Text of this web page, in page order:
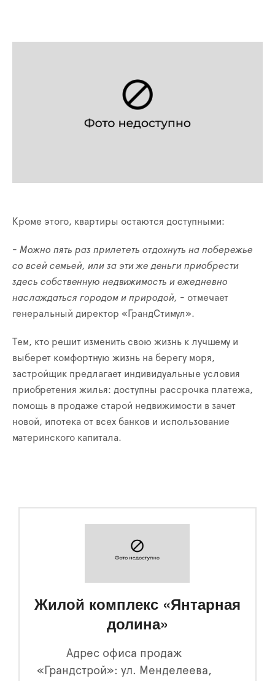
Кроме этого, квартиры остаются доступными:
- Можно пять раз прилететь отдохнуть на побережье
со всей семьей, или за эти же деньги приобрести
здесь собственную недвижимость и ежедневно
наслаждаться городом и природой, - отмечает
генеральный директор «ГрандСтимул».
Тем, кто решит изменить свою жизнь к лучшему и
выберет комфортную жизнь на берегу моря,
застройщик предлагает индивидуальные условия
приобретения жилья: доступны рассрочка платежа,
помощь в продаже старой недвижимости в зачет
новой, ипотека от всех банков и использование
материнского капитала.
Жилой комплекс «Янтарная
долина»
Адрес офиса продаж
«Грандстрой»: ул. Менделеева,